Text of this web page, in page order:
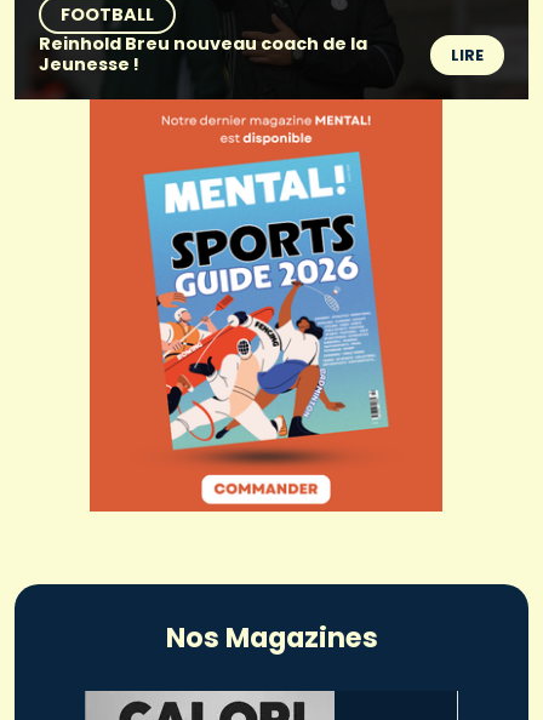
FOOTBALL
Reinhold Breu nouveau coach de la
Jeunesse !
LIRE
Nos Magazines